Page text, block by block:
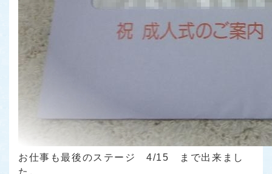
お仕事も最後のステージ 4/15 まで出来まし
た。